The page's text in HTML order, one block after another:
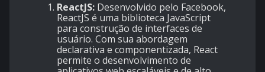
ReactJS: Desenvolvido pelo Facebook,
ReactJS é uma biblioteca JavaScript
para construção de interfaces de
usuário. Com sua abordagem
declarativa e componentizada, React
permite o desenvolvimento de